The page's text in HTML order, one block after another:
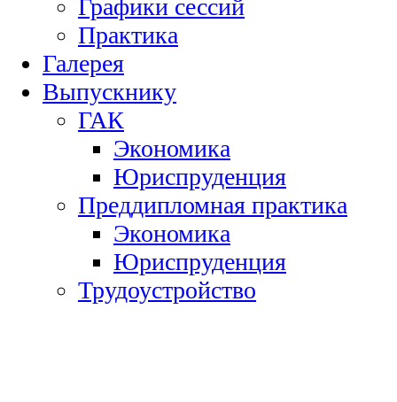
Графики сессий
Практика
Галерея
Выпускнику
ГАК
Экономика
Юриспруденция
Преддипломная практика
Экономика
Юриспруденция
Трудоустройство